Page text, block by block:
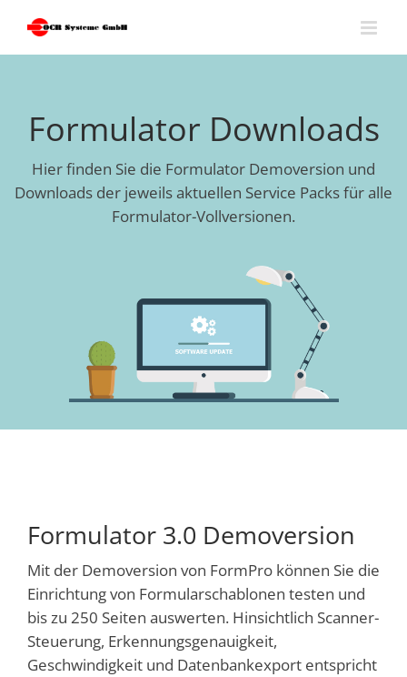
content
Formulator Downloads
Hier finden Sie die Formulator Demoversion und
Downloads der jeweils aktuellen Service Packs für alle
Formulator-Vollversionen.
Formulator 3.0 Demoversion
Mit der Demoversion von FormPro können Sie die
Einrichtung von Formularschablonen testen und
bis zu 250 Seiten auswerten. Hinsichtlich Scanner-
Steuerung, Erkennungsgenauigkeit,
Geschwindigkeit und Datenbankexport entspricht